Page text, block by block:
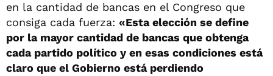
en la cantidad de bancas en el Congreso que
consiga cada fuerza: «Esta elección se define
por la mayor cantidad de bancas que obtenga
cada partido político y en esas condiciones está
claro que el Gobierno está perdiendo